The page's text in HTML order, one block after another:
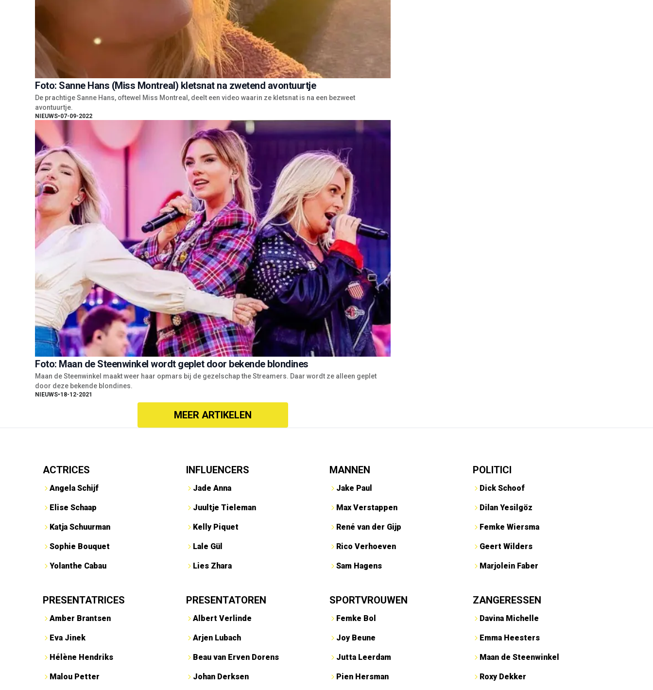
Foto: Sanne Hans (Miss Montreal) kletsnat na zwetend avontuurtje
De prachtige Sanne Hans, oftewel Miss Montreal, deelt een video waarin ze kletsnat is na een bezweet
avontuurtje.
NIEUWS•07-09-2022
Foto: Maan de Steenwinkel wordt geplet door bekende blondines
Maan de Steenwinkel maakt weer haar opmars bij de gezelschap the Streamers. Daar wordt ze alleen geplet
door deze bekende blondines.
NIEUWS•18-12-2021
MEER ARTIKELEN
ACTRICES
Angela Schijf
Elise Schaap
Katja Schuurman
Sophie Bouquet
Yolanthe Cabau
INFLUENCERS
Jade Anna
Juultje Tieleman
Kelly Piquet
Lale Gül
Lies Zhara
MANNEN
Jake Paul
Max Verstappen
René van der Gijp
Rico Verhoeven
Sam Hagens
POLITICI
Dick Schoof
Dilan Yesilgöz
Femke Wiersma
Geert Wilders
Marjolein Faber
PRESENTATRICES
Amber Brantsen
Eva Jinek
Hélène Hendriks
Malou Petter
PRESENTATOREN
Albert Verlinde
Arjen Lubach
Beau van Erven Dorens
Johan Derksen
SPORTVROUWEN
Femke Bol
Joy Beune
Jutta Leerdam
Pien Hersman
ZANGERESSEN
Davina Michelle
Emma Heesters
Maan de Steenwinkel
Roxy Dekker